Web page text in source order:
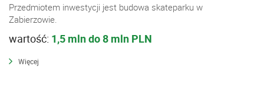
Przedmiotem inwestycji jest budowa skateparku w
Zabierzowie.
wartość: 1,5 mln do 8 mln PLN
Więcej